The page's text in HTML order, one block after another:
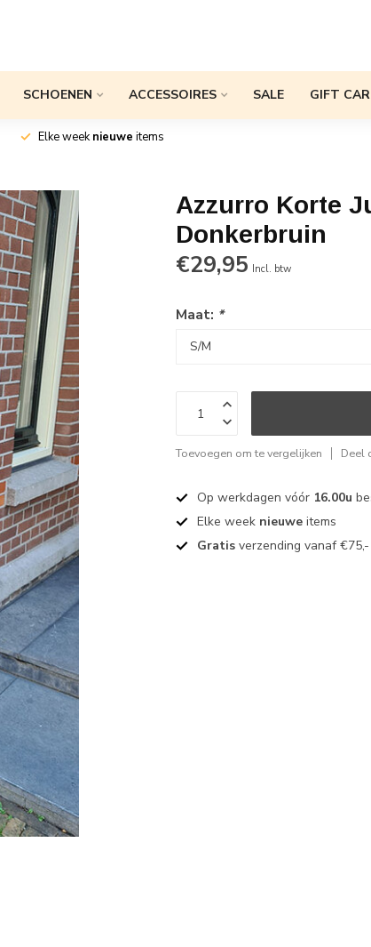
SCHOENEN ACCESSOIRES SALE GIFT
Elke weeknieuwe items
Azzurro Korte
Donkerbruin
€29,95 Incl. btw
Maat: *
Toevoegen om te vergelijken Deel
Op werkdagen vóór 16.00u
Elke week nieuwe items
Gratis verzending vanaf €75,-